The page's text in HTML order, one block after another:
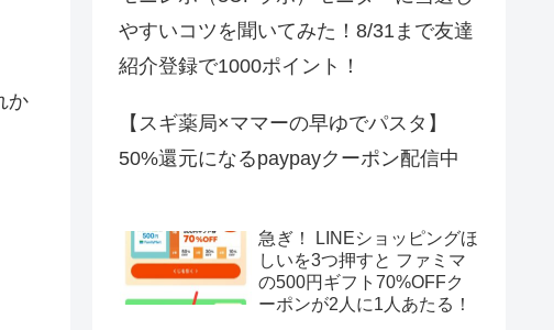
か
やすいコツを聞いてみた！8/31まで友達
紹介登録で1000ポイント！
【スギ薬局×ママーの早ゆでパスタ】
50%還元になるpaypayクーポン配信中
急ぎ！ LINEショッピングほ
しいを3つ押すと ファミマ
の500円ギフト70%OFFク
ーポンが2人に1人あたる！